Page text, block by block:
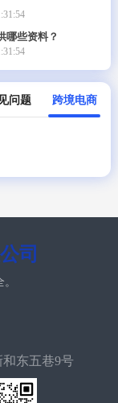
哪些资料？
问题 跨境电商
司
和东五巷9号